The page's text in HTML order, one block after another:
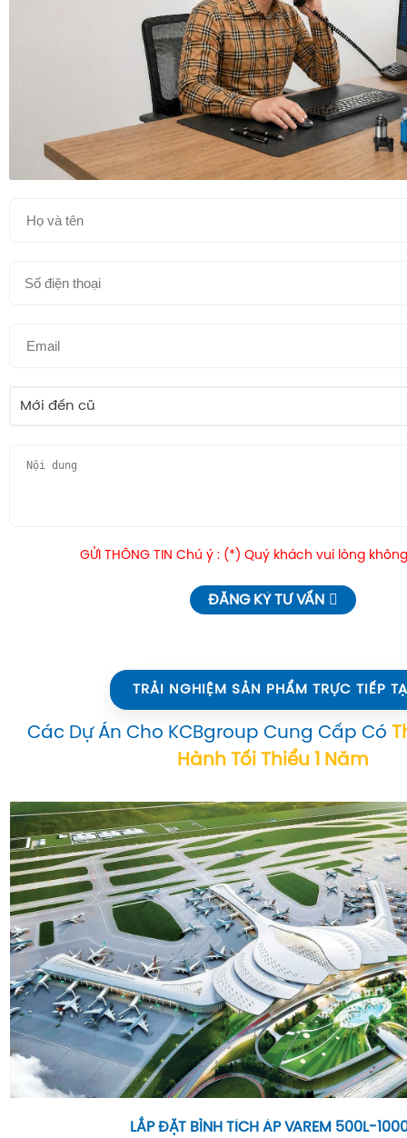
Mới đến cũ
GỬI THÔNG TIN Chú ý : (*) Quý khách vui lòng
ĐĂNG KÝ TƯ VẤN
TRẢI NGHIỆM SẢN PHẨM TRỰC TIẾP
Các Dự Án Cho KCBgroup Cung Cấp Có
Hành Tối Thiểu 1 Năm
LẮP ĐẶT BÌNH TÍCH ÁP VAREM 500L-